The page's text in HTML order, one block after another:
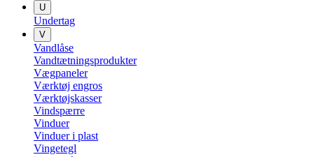
U
Undertag
V
Vandlåse
Vandtætningsprodukter
Vægpaneler
Værktøj engros
Værktøjskasser
Vindspærre
Vinduer
Vinduer i plast
Vingetegl